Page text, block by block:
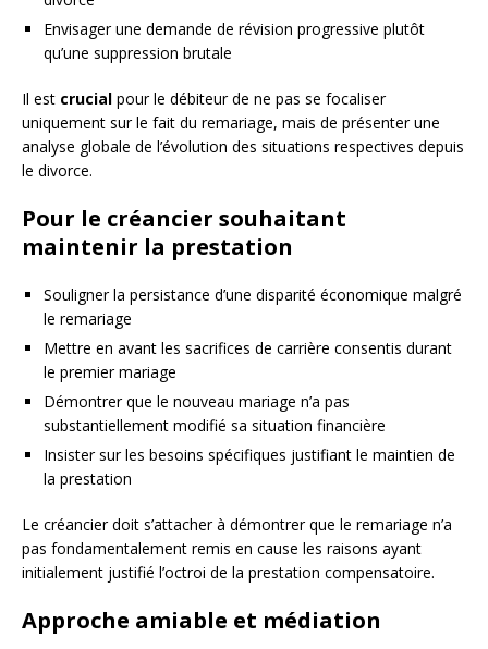
Envisager une demande de révision progressive plutôt
qu’une suppression brutale
Il est crucial pour le débiteur de ne pas se focaliser
uniquement sur le fait du remariage, mais de présenter une
analyse globale de l’évolution des situations respectives depuis
le divorce.
Pour le créancier souhaitant
maintenir la prestation
Souligner la persistance d’une disparité économique malgré
le remariage
Mettre en avant les sacrifices de carrière consentis durant
le premier mariage
Démontrer que le nouveau mariage n’a pas
substantiellement modifié sa situation financière
Insister sur les besoins spécifiques justifiant le maintien de
la prestation
Le créancier doit s’attacher à démontrer que le remariage n’a
pas fondamentalement remis en cause les raisons ayant
initialement justifié l’octroi de la prestation compensatoire.
Approche amiable et médiation